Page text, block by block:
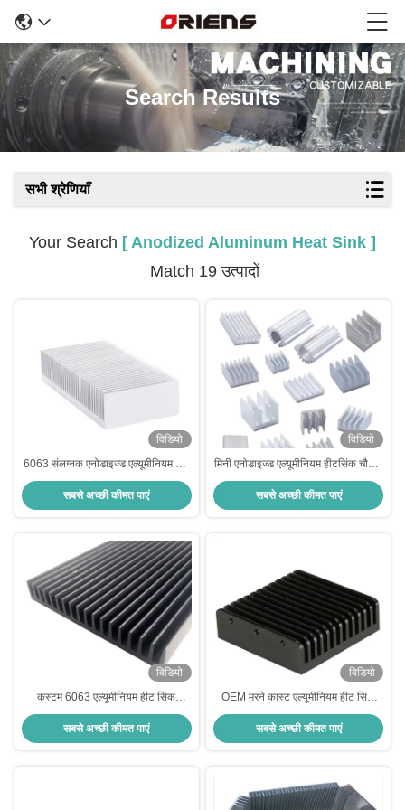
Search Results
सभी श्रेणियाँ
Your Search [ Anodized Aluminum Heat Sink ]
Match 19 उत्पादों
विडियो
6063 संलग्नक एनोडाइज्ड एल्यूमीनियम हीट
सिंक एक्सट्रूज़न सीएनसी मिलिंग
सबसे अच्छी कीमत पाएं
विडियो
मिनी एनोडाइज्ड एल्यूमीनियम हीटसिंक चौड़ाई
9 मिमी-14 मिमी पानी ठंडा एल्यूमीनियम
हीटसिंक
सबसे अच्छी कीमत पाएं
विडियो
कस्टम 6063 एल्यूमीनियम हीट सिंक
संलग्नक SK505 कास्ट एल्यूमीनियम हीट
सिंक
सबसे अच्छी कीमत पाएं
विडियो
OEM मरने कास्ट एल्यूमीनियम हीट सिंक
एक्सट्रूडेड एल्यूमीनियम हीटसिंक रेडिएटर
सबसे अच्छी कीमत पाएं